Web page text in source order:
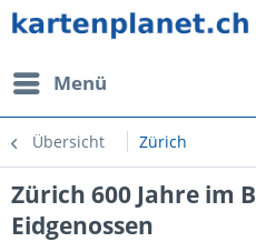
Menü
Übersicht Zürich
Zürich 600 Jahre im
Eidgenossen